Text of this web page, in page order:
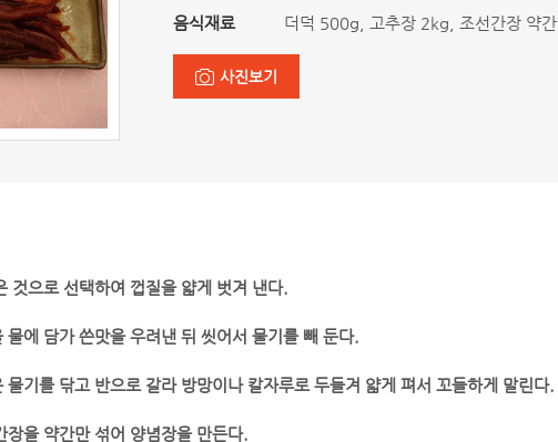
음식재료 더덕 500g, 고추장 2kg, 조선간장 약간
사진보기
것으로 선택하여 껍질을 얇게 벗겨 낸다.
에 담가 쓴맛을 우려낸 뒤 씻어서 물기를 빼 둔다.
기를 닦고 반으로 갈라 방망이나 칼자루로 두들겨 얇게 펴서 꼬들하게 말린다.
을 약간만 섞어 양념장을 만든다.